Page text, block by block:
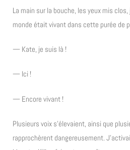
La main sur la bouche, les yeux mis
monde était vivant dans cette purée de
— Kate, je suis là !
— Ici !
— Encore vivant !
Plusieurs voix s’élevaient, ainsi que
rapprochèrent dangereusement.